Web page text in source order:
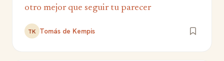
otro mejor que seguir tu parecer
TK Tomás de Kempis